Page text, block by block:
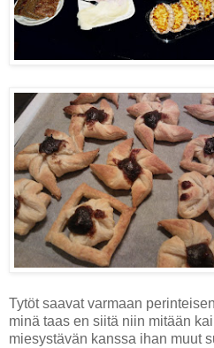
Tytöt saavat varmaan
minä taas en siitä niin mitään
miesystävän kanssa ihan muut